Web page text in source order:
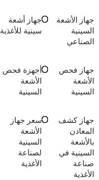
جهاز الأشعة
السينية
الصناعي
جهاز أشعة
سينية للأغذية
جهاز فحص
الأشعة
السينية
أجهزة فحص
الأشعة
السينية
جهاز كشف
المعادن
بالأشعة
السينية في
صناعة
الأغذية
سعر جهاز
الأشعة
السينية
لصناعة
الأغذية